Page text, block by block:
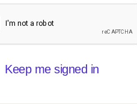
Keep me signed in